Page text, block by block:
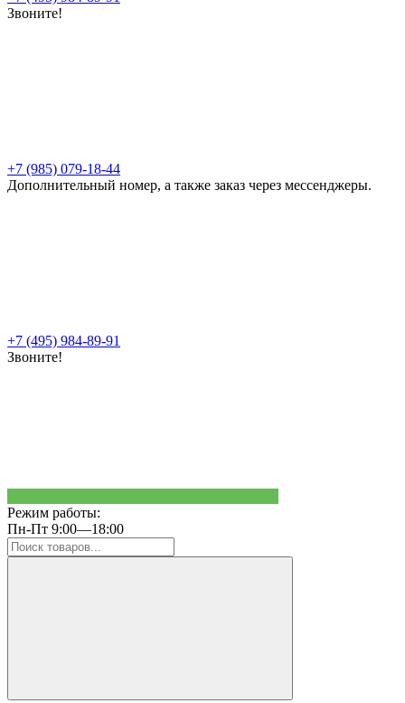
Звоните!
+7 (985) 079-18-44
Дополнительный номер, а также заказ через мессенджеры.
+7 (495) 984-89-91
Звоните!
Режим работы:
Пн-Пт 9:00—18:00